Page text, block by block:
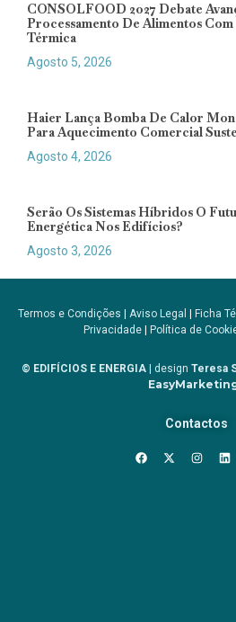
CONSOLFOOD 2027 Debate
Processamento De Alimentos
Térmica
Agosto 5, 2026
Haier Lança Bomba De Calor
Para Aquecimento Comercial
Agosto 4, 2026
Serão Os Sistemas Híbridos O
Energética Nos Edifícios?
Agosto 3, 2026
Termos e Condições Aviso Legal Ficha
Privacidade| Política de
© EDIFÍCIOS E ENERGIA | design Teresa
Contactos